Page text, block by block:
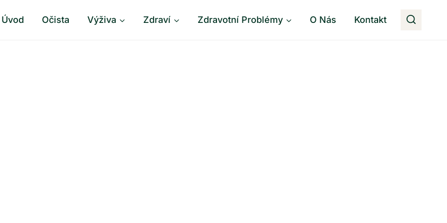
Úvod Očista Výživa Zdraví Zdravotní Problémy O Nás Kontakt